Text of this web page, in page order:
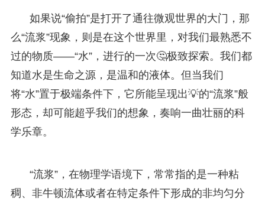
如果说“偷拍”是打开了通往微观世界的大门，那
么“流浆”现象，则是在这个世界里，对我们最熟悉不
过的物质——“水”，进行的一次🤔极致探索。我们都
知道水是生命之源，是温和的液体。但当我们
将“水”置于极端条件下，它所能呈现出💡的“流浆”般
形态，却可能超乎我们的想象，奏响一曲壮丽的科
学乐章。
“流浆”，在物理学语境下，常常指的是一种粘
稠、非牛顿流体或者在特定条件下形成的非均匀分